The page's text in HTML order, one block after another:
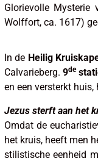
Glorievolle Mysterie
Wolffort, ca. 1617)
In de Heilig
Calvarieberg. 9de
en een versterkt huis,
Jezus sterft aan het
Omdat de
het kruis, heeft men
stilistische eenheid